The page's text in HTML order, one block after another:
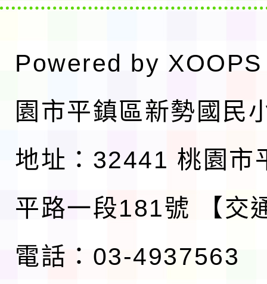
Powered by XOOPS
園市平鎮區新勢國民
地址：32441 桃園市
平路一段181號
【交
電話：03-4937563